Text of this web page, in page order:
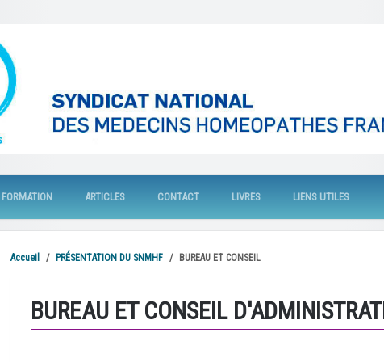
FORMATION ARTICLES CONTACT LIVRES LIENS UTILES
Accueil PRÉSENTATION DU SNMHF BUREAU ET CONSEIL
BUREAU ET CONSEIL